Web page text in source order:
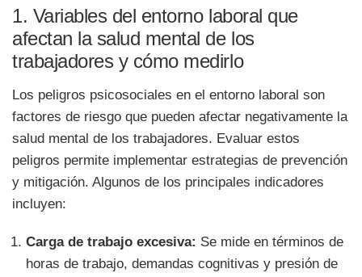
1. Variables del entorno laboral que
afectan la salud mental de los
trabajadores y cómo medirlo
Los peligros psicosociales en el entorno laboral son
factores de riesgo que pueden afectar negativamente la
salud mental de los trabajadores. Evaluar estos
peligros permite implementar estrategias de prevención
y mitigación. Algunos de los principales indicadores
incluyen:
Carga de trabajo excesiva: Se mide en términos de
horas de trabajo, demandas cognitivas y presión de